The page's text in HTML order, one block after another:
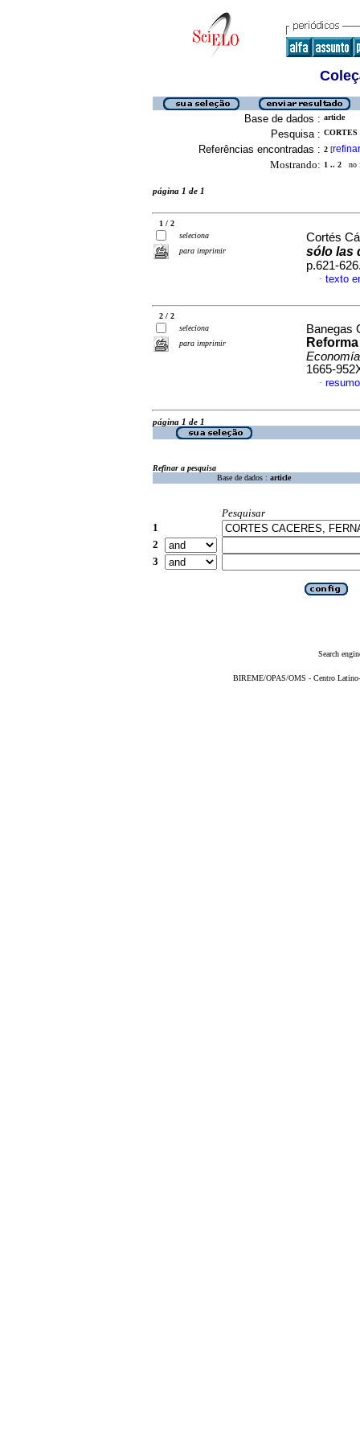
Base de dados : article
Pesquisa : CORTES
Referências encontradas : 2 [refinar
Mostrando: 1 .. 2 no
página 1 de 1
1 / 2
seleciona
para imprimir
Cortés
sólo las
p.621-
· texto
2 / 2
seleciona
para imprimir
Banegas
1665-
·
página 1 de 1
Refinar a pesquisa
Base de dados : article
Pesquisar
1
2
3
Search
BIREME/OPAS/OMS - Centro Latino-